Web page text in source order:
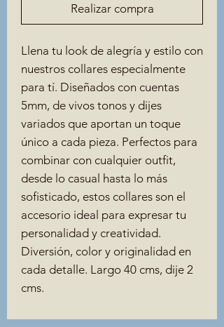
Realizar compra
Llena tu look de alegría y estilo con
nuestros collares especialmente
para tí. Diseñados con cuentas
5mm, de vivos tonos y dijes
variados que aportan un toque
único a cada pieza. Perfectos para
combinar con cualquier outfit,
desde lo casual hasta lo más
sofisticado, estos collares son el
accesorio ideal para expresar tu
personalidad y creatividad.
Diversión, color y originalidad en
cada detalle. Largo 40 cms, dije 2
cms.